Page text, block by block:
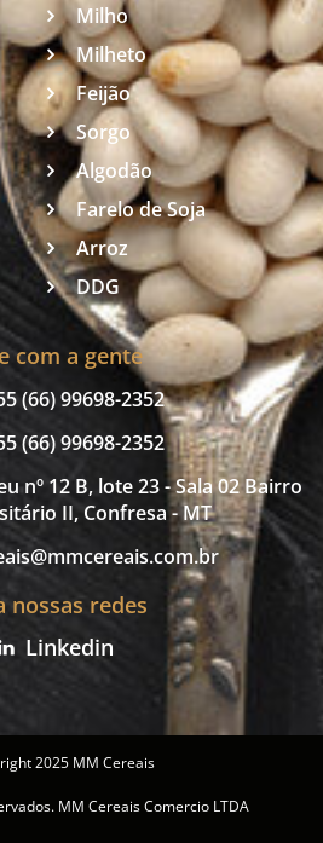
Milho
Milheto
Feijão
Sorgo
Algodão
Farelo de Soja
Arroz
DDG
com a gente
(66) 99698-2352
(66) 99698-2352
nº 12 B, lote 23 - Sala 02 Bairro
II, Confresa - MT
nossas redes
Linkedin
2025 MM Cereais
MM Cereais Comercio LTDA